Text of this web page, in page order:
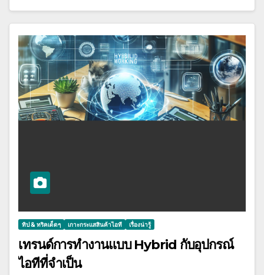
ทิป & ทริคเด็ดๆ เกาะกระแสสินค้าไอที เรื่องน่ารู้
เทรนด์การทำงานแบบ Hybrid กับอุปกรณ์
ไอทีที่จำเป็น